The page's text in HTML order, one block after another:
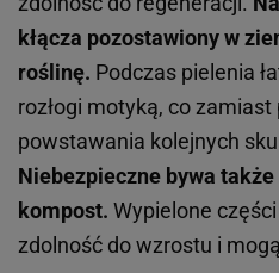
kłącza pozostawiony w
roślinę. Podczas pielenia
rozłogi motyką, co
powstawania kolejnych
Niebezpieczne bywa
kompost. Wypielone
zdolność do wzrostu i